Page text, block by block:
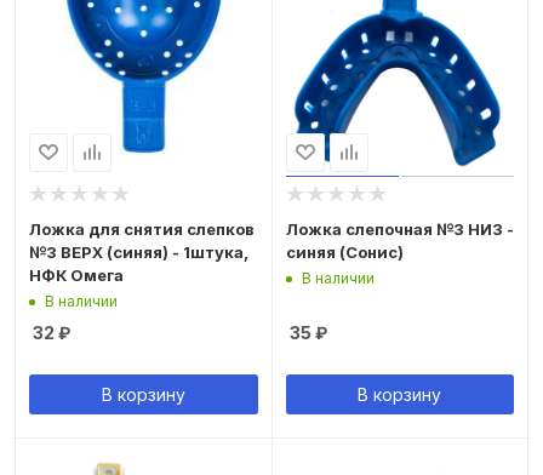
Ложка для снятия слепков
№3 ВЕРХ (синяя) - 1штука,
НФК Омега
В наличии
32 ₽
В корзину
Ложка слепочная №3 НИЗ -
синяя (Сонис)
В наличии
35 ₽
В корзину